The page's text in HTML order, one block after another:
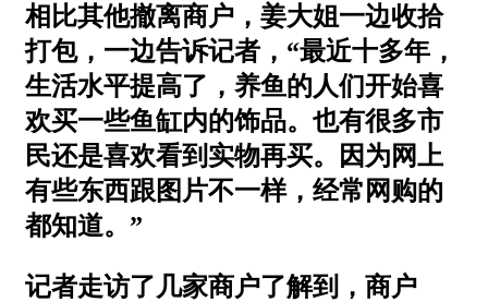
相比其他撤离商户，姜大姐一边收拾
打包，一边告诉记者，“最近十多年，
生活水平提高了，养鱼的人们开始喜
欢买一些鱼缸内的饰品。也有很多市
民还是喜欢看到实物再买。因为网上
有些东西跟图片不一样，经常网购的
都知道。”
记者走访了几家商户了解到，商户